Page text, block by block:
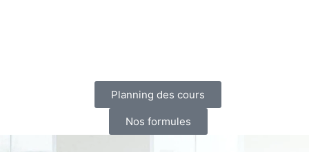
Planning des cours
Nos formules